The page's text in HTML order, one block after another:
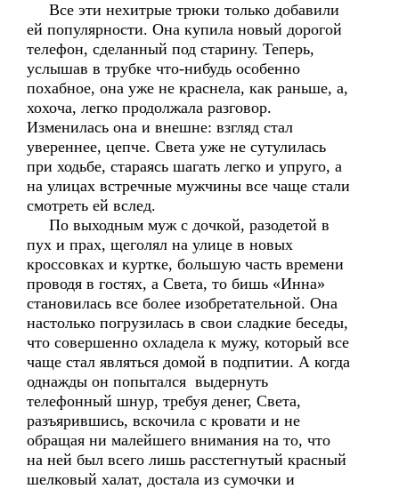
Все эти нехитрые трюки только добавили
ей популярности. Она купила новый дорогой
телефон, сделанный под старину. Теперь,
услышав в трубке что-нибудь особенно
похабное, она уже не краснела, как раньше, а,
хохоча, легко продолжала разговор.
Изменилась она и внешне: взгляд стал
увереннее, цепче. Света уже не сутулилась
при ходьбе, стараясь шагать легко и упруго, а
на улицах встречные мужчины все чаще стали
смотреть ей вслед.
По выходным муж с дочкой, разодетой в
пух и прах, щеголял на улице в новых
кроссовках и куртке, большую часть времени
проводя в гостях, а Света, то бишь «Инна»
становилась все более изобретательной. Она
настолько погрузилась в свои сладкие беседы,
что совершенно охладела к мужу, который все
чаще стал являться домой в подпитии. А когда
однажды он попытался выдернуть
телефонный шнур, требуя денег, Света,
разъярившись, вскочила с кровати и не
обращая ни малейшего внимания на то, что
на ней был всего лишь расстегнутый красный
шелковый халат, достала из сумочки и